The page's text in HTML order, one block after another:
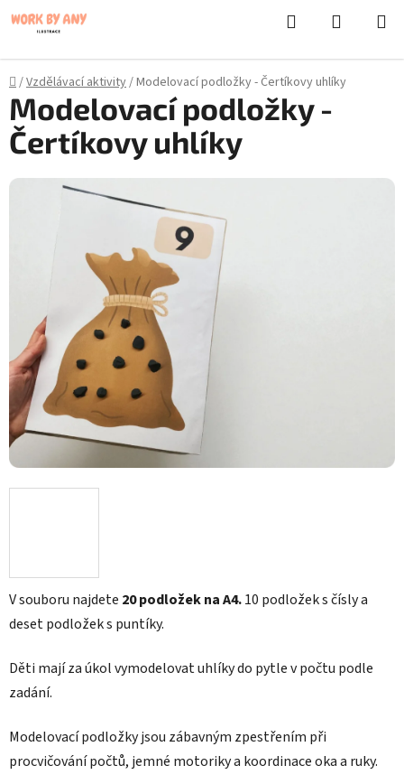
Přejít
Hledat
Domů
/Vzdělávací aktivity/Modelovací podložky - Čertíkovy uhlíky
V souboru najdete 20podložek na A4.10 podložek s čísly a
deset podložek s puntíky.
Děti mají za úkol vymodelovat uhlíky do pytle v počtu podle
zadání.
Modelovací podložky jsou zábavným zpestřením při
procvičování počtů, jemné motoriky a koordinace oka a ruky.
Modelovací podložky -
Čertíkovy uhlíky